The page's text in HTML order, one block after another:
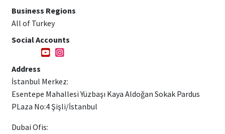
Business Regions
All of Turkey
Social Accounts
Address
İstanbul Merkez:
Esentepe Mahallesi Yüzbaşı Kaya Aldoğan Sokak Pardus
PLaza No:4 Şişli/İstanbul
Dubai Ofis: